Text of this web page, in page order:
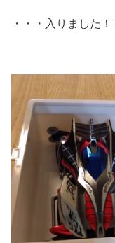
・・・入りました！